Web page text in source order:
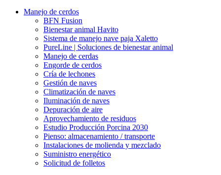
Manejo de cerdos
BFN Fusion
Bienestar animal Havito
Sistema de manejo nave paja Xaletto
PureLine | Soluciones de bienestar animal
Manejo de cerdas
Engorde de cerdos
Cría de lechones
Gestión de naves
Climatización de naves
Iluminación de naves
Depuración de aire
Aprovechamiento de residuos
Estudio Producción Porcina 2030
Pienso: almacenamiento / transporte
Instalaciones de molienda y mezclado
Suministro energético
Solicitud de folletos